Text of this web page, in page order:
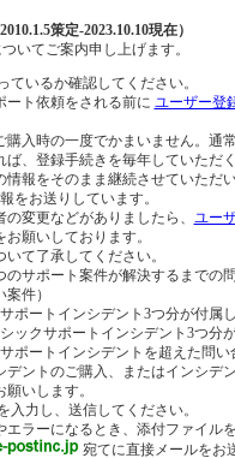
策定-2023.10.10現在）
いてご案内申し上げます。
いるか確認してください。
ート依頼をされる前に ユーザー登
購入時の一度でかまいません。通
、登録手続きを毎年していただ
報をそのまま継続させていただ
をお送りしています。
変更などがありましたら、 ユー
願いしております。
て了承してください。
のサポート案件が解決するまでの
件）
ポートインシデント3つ分が付属
ックサポートインシデント3つ分
ポートインシデントを超えた問
ントのご購入、またはインシデ
いします。
入力し、送信してください。
エラーになるとき、添付ファイル
宛てに直接メールをお